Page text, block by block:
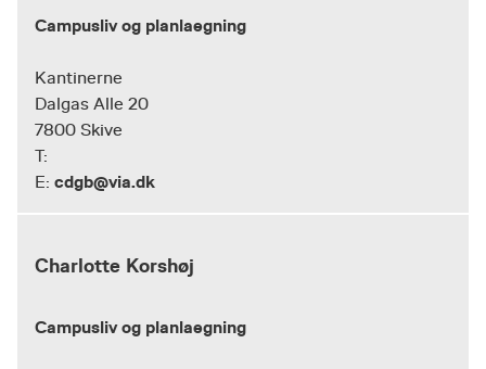
Campusliv og planlaegning
Kantinerne
Dalgas Alle 20
7800 Skive
T:
E: cdgb@via.dk
Charlotte Korshøj
Campusliv og planlaegning